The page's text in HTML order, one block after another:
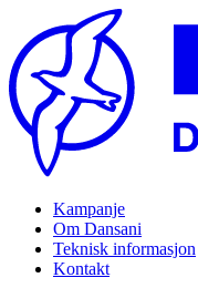
Kampanje
Om Dansani
Teknisk informasjon
Kontakt